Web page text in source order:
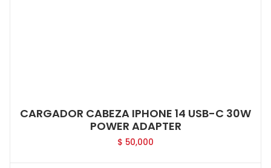
CARGADOR CABEZA IPHONE 14 USB-C 30W
POWER ADAPTER
$ 50,000